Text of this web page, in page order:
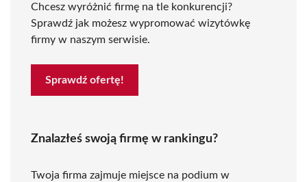
Chcesz wyróżnić firmę na tle konkurencji?
Sprawdź jak możesz wypromować wizytówkę
firmy w naszym serwisie.
Sprawdź ofertę!
Znalazłeś swoją firmę w rankingu?
Twoja firma zajmuje miejsce na podium w